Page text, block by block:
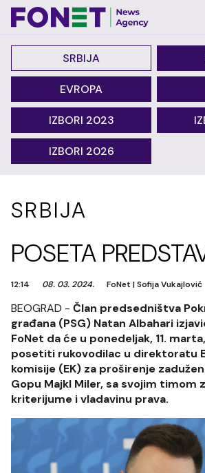
SRBIJA
EVROPA
IZBORI 2023
IZBORI 2026
SRBIJA
POSETA
12:14 08. 03. 2024. FoNet |Sofija Vukajlović
BEOGRAD - Član predsedništva
građana (PSG) Natan Albahari
FoNet da će u ponedeljak, 11.
posetiti rukovodilac u direktoratu
komisije (EK) za proširenje
Gopu Majkl Miler, sa svojim timom
kriterijume i vladavinu prava.